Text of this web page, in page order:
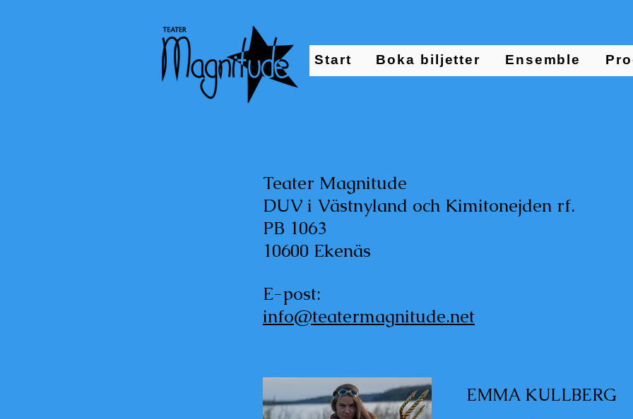
Start Boka biljetter Ensemble
Teater Magnitude
DUV i Västnyland och Kimitonejden rf.
PB 1063
10600 Ekenäs
E-post:
info@teatermagnitude.net
EMMA KULLBERG